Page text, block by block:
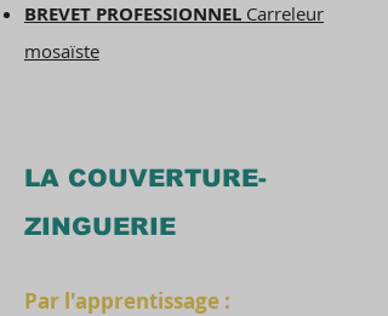
BREVET PROFESSIONNEL Carreleur
mosaïste
LA COUVERTURE-
ZINGUERIE
Par l'apprentissage :